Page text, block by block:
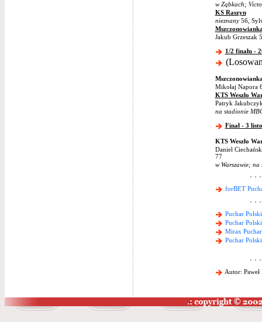
w Ząbkach;
KS Raszyn
nieznany56,
Jakub Grzeszak
1/2 finału -
Mikołaj Napora
KTS Weszło
Patryk
na stadionie
Finał - 3
KTS Weszło
Daniel
77
w Warszawie;
forBET
Puchar
Puchar
Mirax
Puchar
Autor: